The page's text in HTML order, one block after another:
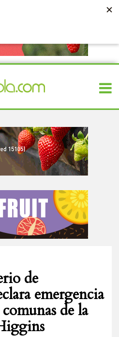
de
emergencia
de la